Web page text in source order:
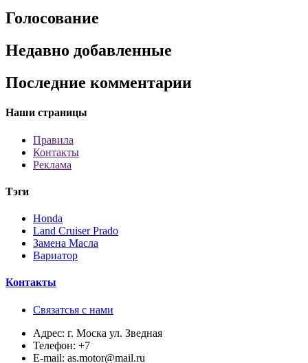
Голосование
Недавно добавленные
Последние комментарии
Наши страницы
Правила
Контакты
Реклама
Тэги
Honda
Land Cruiser Prado
Замена Масла
Вариатор
Контакты
Связатсья с нами
Адрес: г. Моска ул. Зведная
Телефон: +7
E-mail: as.motor@mail.ru